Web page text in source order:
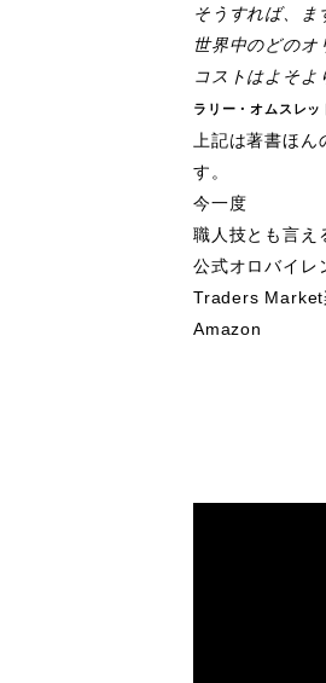
そうすれば、ま
世界中のどのオ
コストはよそよ
ラリー・オムスレ
上記は著書ほん
す。
今一度
職人技とも言え
公式オロバイレ
Traders Market
Amazon